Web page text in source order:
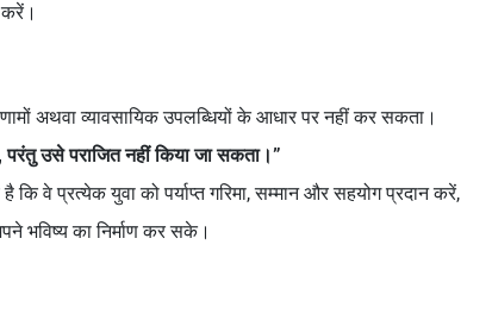
अथवा व्यावसायिक उपलब्धियों के आधार पर नहीं कर सकता।
परंतु उसे पराजित नहीं किया जा सकता।”
कि वे प्रत्येक युवा को पर्याप्त गरिमा, सम्मान और सहयोग प्रदान करें,
भविष्य का निर्माण कर सके।